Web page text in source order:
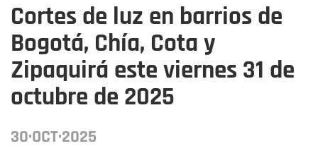
Cortes de luz en barrios de
Bogotá, Chía, Cota y
Zipaquirá este viernes 31 de
octubre de 2025
30·OCT·2025